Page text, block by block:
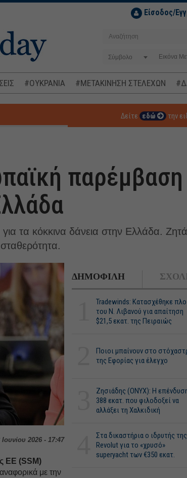
Είσοδος/
Σύμβολο
#ΟΥΚΡΑΝΙΑ #ΜΕΤΑΚΙΝΗΣΗ ΣΤΕΛΕΧΩΝ
Δείτε εδώ την
παρέμβαση
τα κόκκινα δάνεια στην Ελλάδα. Ζητά
Ιουνίου 2026 - 17:47
ΕΕ (SSM)
αναφορικά με την
ΔΗΜΟΦΙΛΗ
Tradewinds: Κατασχέθηκε
του Ν. Λιβανού για απαίτηση
$21,5 εκατ. της Πειραιώς
Ποιοι μπαίνουν στο
της Εφορίας για έλεγχο
Ζησιάδης (ONYX): Η
388 εκατ. που φιλοδοξεί να
αλλάξει τη Χαλκιδική
Στα δικαστήρια ο ιδρυτής της
Revolut για το «χρυσό»
superyacht των €350 εκατ.